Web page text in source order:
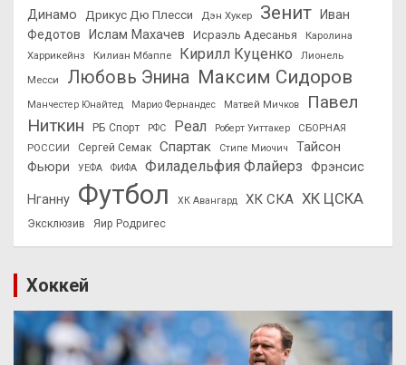
Динамо Дрикус Дю Плесси Дэн Хукер Зенит Иван
Федотов
Ислам Махачев Исраэль Адесанья
Каролина
Харрикейнз
Килиан Мбаппе Кирилл Куценко
Лионель
Месси
Любовь Энина Максим Сидоров
Манчестер Юнайтед Марио Фернандес Матвей Мичков
Павел
Ниткин
РБ Спорт РФС Реал Роберт Уиттакер
СБОРНАЯ
РОССИИ
Сергей Семак Спартак Стипе Миочич
Тайсон
Фьюри
УЕФА ФИФА Филадельфия Флайерз Фрэнсис
Нганну Футбол ХК Авангард ХК СКА ХК ЦСКА
Эксклюзив Яир Родригес
Хоккей